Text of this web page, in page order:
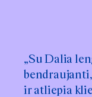
„Su Dalia
ir atliepia